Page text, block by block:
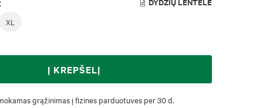
XL
Į KREPŠELĮ
grąžinimas į fizines parduotuves per 30 d.